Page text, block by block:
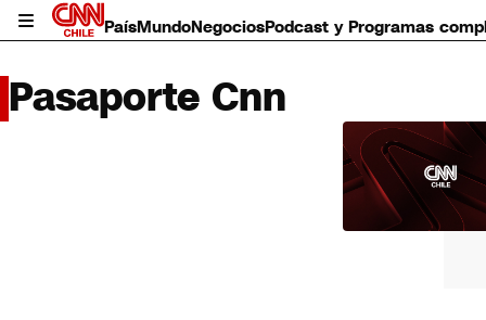
PaísMundoNegociosPodcast y Programas
Pasaporte Cnn
LO